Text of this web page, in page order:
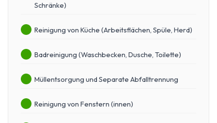
Schränke)
Reinigung von Küche (Arbeitsflächen, Spüle, Herd)
Badreinigung (Waschbecken, Dusche, Toilette)
Müllentsorgung und Separate Abfalltrennung
Reinigung von Fenstern (innen)